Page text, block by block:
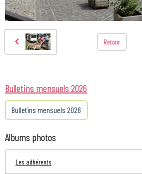
Retour
Bulletins mensuels 2026
Bulletins mensuels 2026
Albums photos
Les adhérents